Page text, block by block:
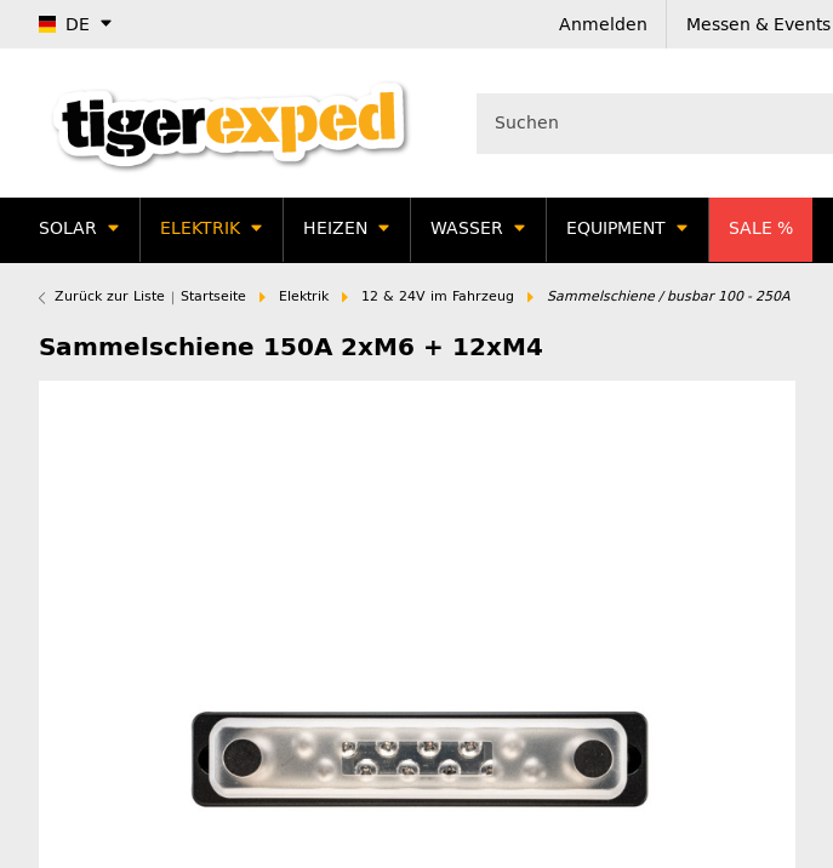
DE Anmelden Messen & Events
SOLAR ELEKTRIK HEIZEN WASSER EQUIPMENT SALE %
Zurück zur Liste Startseite Elektrik 12 & 24V im Fahrzeug Sammelschiene / busbar 100 - 250A
Sammelschiene 150A 2xM6 + 12xM4